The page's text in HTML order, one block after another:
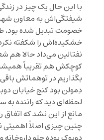
با این حال یک چیز در
شیفتگی‌اش به معاون
خصومت تبدیل شده بود،
خشکیده‌اش را شکفته
نفتالین می‌داد حالا هم
کوچکش هم تقریباً همیشه
بگذاریم در توهماتش
دِمولن بود کنج خیابان
لحظه‌ای دید که راننده
مانع از این نشد که اتفاق
چنین چیزی اصلاً اهمیتی